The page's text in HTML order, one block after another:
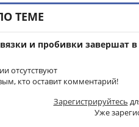
ТЕМЕ
и пробивки завершат
отсутствуют
кто оставит комментарий!
Зарегистрируйтесь
Уже